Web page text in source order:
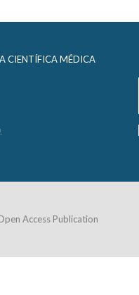
CIENTÍFICA MÉDICA
Access Publication